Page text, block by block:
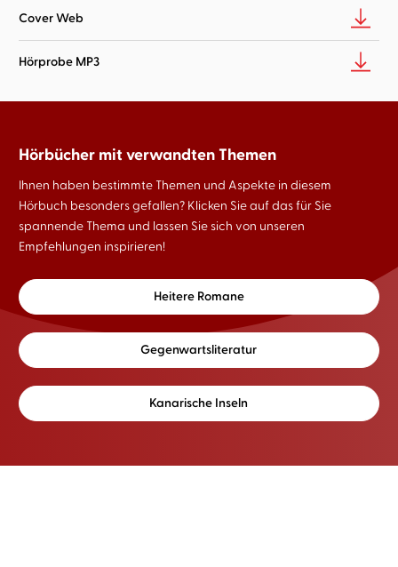
Cover Web
Hörprobe MP3
Hörbücher mit verwandten Themen
Ihnen haben bestimmte Themen und Aspekte in diesem
Hörbuch besonders gefallen? Klicken Sie auf das für Sie
spannende Thema und lassen Sie sich von unseren
Empfehlungen inspirieren!
Heitere Romane
Gegenwartsliteratur
Kanarische Inseln